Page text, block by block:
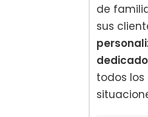
de
sus
todos